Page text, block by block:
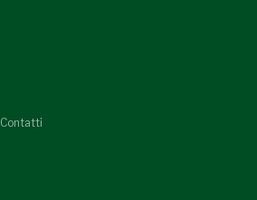
Contatti